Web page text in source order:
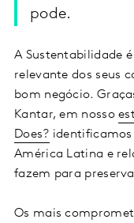
pode.
A Sustentabilidade
relevante dos seus
bom negócio.
Kantar, em nosso
Does? identificamos
América Latina e
fazem para
Os mais